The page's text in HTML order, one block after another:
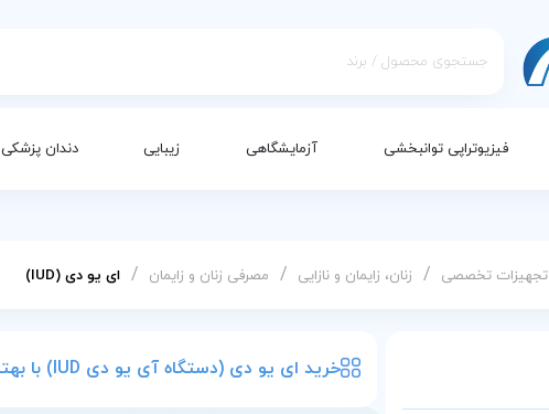
فیزیوتراپی توانبخشی آزمایشگاهی زیبایی دندان پزشکی
تجهیزات تخصصی / زنان، زایمان و نازایی / مصرفی زنان و زایمان / ای یو دی (IUD)
خرید ای یو دی (دستگاه آی‌ یو‌ دی IUD) با بهترین قیمت